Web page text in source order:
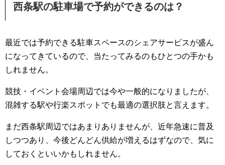
西条駅の駐車場で予約ができるのは？
最近では予約できる駐車スペースのシェアサービスが盛ん
になってきているので、当たってみるのもひとつの手かも
しれません。
競技・イベント会場周辺では今や一般的になりましたが、
混雑する駅や行楽スポットでも最適の選択肢と言えます。
まだ西条駅周辺ではあまりありませんが、近年急速に普及
しつつあり、今後どんどん供給が増えるはずなので、気に
しておくといいかもしれません。